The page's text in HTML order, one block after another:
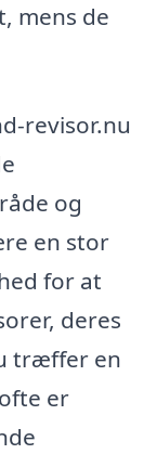
mens de
revisor.nu
og
en stor
for at
deres
træffer en
er